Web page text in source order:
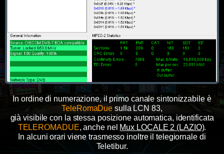
In ordine di numerazione, il primo canale sintonizzabile è
TeleRomaDue sulla LCN 83,
già visibile con la stessa posizione automatica, identificata
TELEROMADUE, anche nel Mux LOCALE 2 (LAZIO).
In alcuni orari viene trasmesso inoltre il telegiornale di
Teletibur.